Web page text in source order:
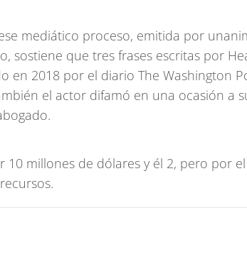
mediático proceso, emitida por
sostiene que tres frases escritas por
en 2018 por el diario The Washington
el actor difamó en una ocasión a
10 millones de dólares y él 2, pero por